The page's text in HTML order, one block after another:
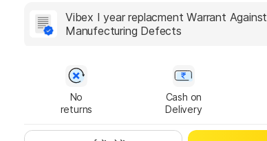
Vibex I year replacment Warrant Against
Manufecturing Defects
No
returns
Cash on
Delivery